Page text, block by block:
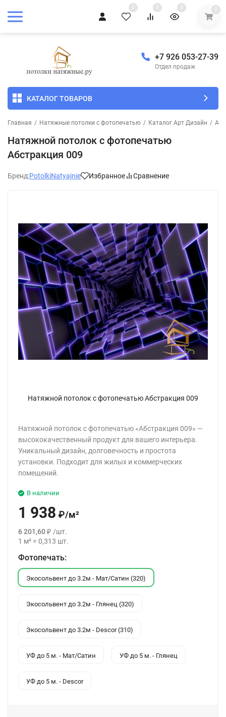
0 0 0 0
+7 926 053-27-39
Отдел продаж
КАТАЛОГ ТОВАРОВ
Главная / Натяжные потолки с фотопечатью / Каталог Арт Дизайн /
Натяжной потолок с фотопечатью
Абстракция 009
Бренд:PotolkiNatyajnie Избранное Сравнение
Натяжной потолок с фотопечатью Абстракция 009
Натяжной потолок с фотопечатью «Абстракция 009» —
высококачественный продукт для вашего интерьера.
Уникальный дизайн, долговечность и простота
установки. Подходит для жилых и коммерческих
помещений.
В наличии
1 938 ₽/м²
6 201,60₽ /шт.
1 м² = 0,313 шт.
Фотопечать:
Экосольвент до 3.2м - Мат/Сатин (320)
Экосольвент до 3.2м - Глянец (320)
Экосольвент до 3.2м - Descor (310)
УФ до 5 м. - Мат/Сатин УФ до 5 м. - Глянец
УФ до 5 м. - Descor